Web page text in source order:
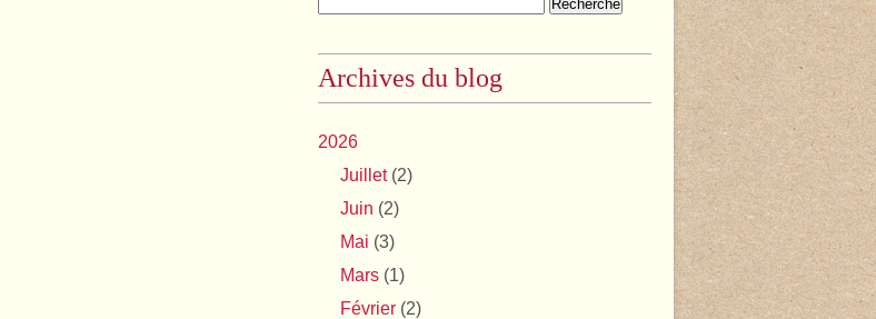
Archives du blog
2026
Juillet(2)
Juin (2)
Mai (3)
Mars (1)
Février (2)